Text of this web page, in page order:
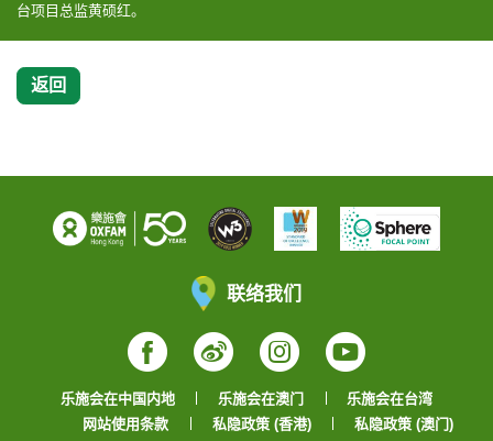
台项目总监黄硕红。
返回
联络我们
Facebook
WeiboInstagram
YouTube
乐施会在中国内地 乐施会在澳门
乐施会在台湾
网站使用条款
私隐政策 (香港) 私隐政策 (澳门)